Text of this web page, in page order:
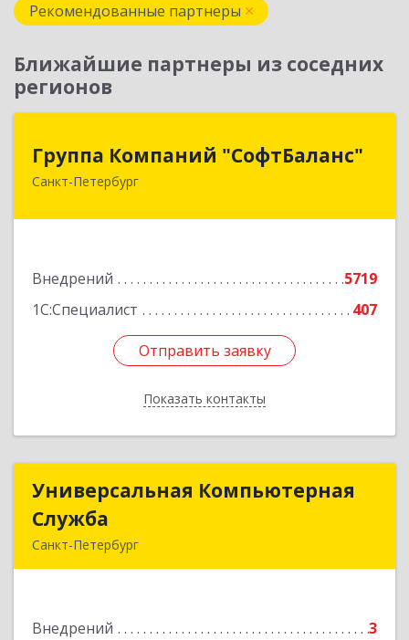
Рекомендованные партнеры
Ближайшие партнеры из соседних
регионов
Группа Компаний "СофтБаланс"
Санкт-Петербург
Внедрений
5719
1С:Специалист
407
Отправить заявку
Показать контакты
Группа Компаний "СофтБаланс"
195112, Санкт-Петербург г, Заневский пр-кт,
Отправить заявку
Назад
Универсальная Компьютерная
Служба
Санкт-Петербург
Внедрений 3
Универсальная Компьютерная
Подробнее